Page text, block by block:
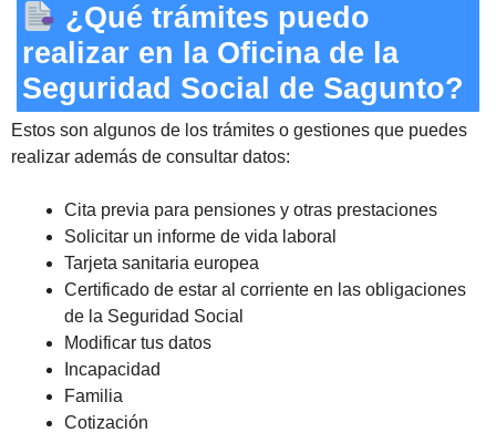
¿Qué trámites puedo
realizar en la Oficina de la
Seguridad Social de Sagunto?
Estos son algunos de los trámites o gestiones que puedes
realizar además de consultar datos:
Cita previa para pensiones y otras prestaciones
Solicitar un informe de vida laboral
Tarjeta sanitaria europea
Certificado de estar al corriente en las obligaciones
de la Seguridad Social
Modificar tus datos
Incapacidad
Familia
Cotización